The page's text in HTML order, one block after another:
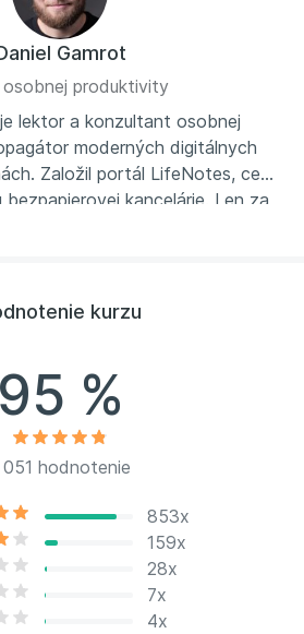
Gamrot
produktivity
lektor a konzultant osobnej
moderných digitálnych
Založil portál LifeNotes, cez
bezpapierovej kancelárie. Len za
seminármi tisícka účastníkov
produktivity práce.
kurzu
95 %
051 hodnotenie
853x
159x
28x
7x
4x